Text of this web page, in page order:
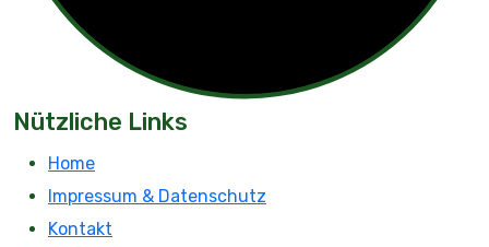
Nützliche Links
Home
Impressum & Datenschutz
Kontakt